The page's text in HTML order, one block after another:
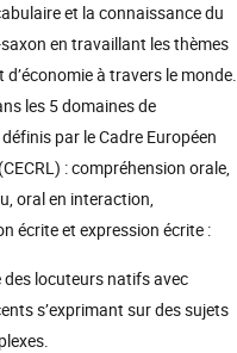
et la connaissance du
en travaillant les thèmes
d’économie à travers le monde.
les 5 domaines de
par le Cadre Européen
: compréhension orale,
oral en interaction,
écrite et expression écrite :
des locuteurs natifs avec
s’exprimant sur des sujets